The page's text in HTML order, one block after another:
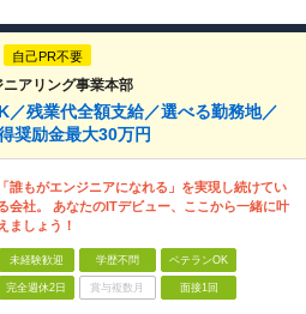
自己PR不要
アリング事業本部
／残業代全額支給／選べる勤務地／
奨励金最大30万円
「誰もがエンジニアになれる」を実現し続けてい
会社。 あなたのITデビュー、ここから一緒に叶
えましょう！
未経験歓迎 学歴不問 ベテランOK
完全週休2日 賞与複数月 面接1回